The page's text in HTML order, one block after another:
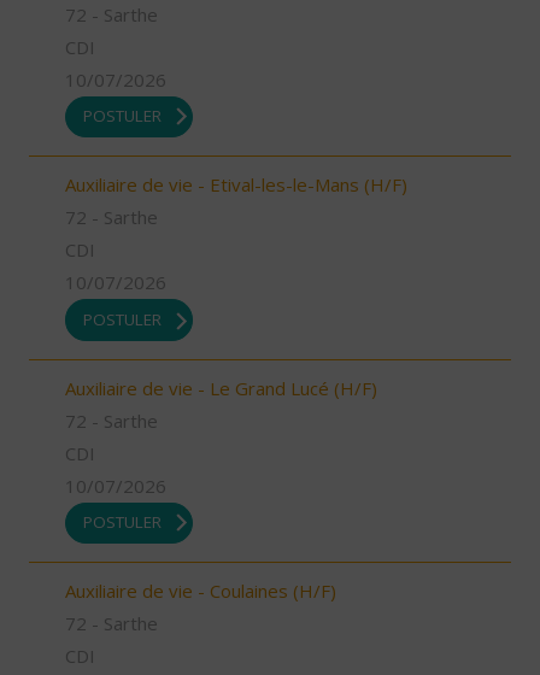
72 - Sarthe
CDI
10/07/2026
POSTULER
Auxiliaire de vie - Etival-les-le-Mans (H/F)
72 - Sarthe
CDI
10/07/2026
POSTULER
Auxiliaire de vie - Le Grand Lucé (H/F)
72 - Sarthe
CDI
10/07/2026
POSTULER
Auxiliaire de vie - Coulaines (H/F)
72 - Sarthe
CDI